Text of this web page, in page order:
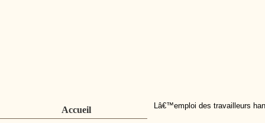
Accueil
Lâ€™emploi des travailleurs